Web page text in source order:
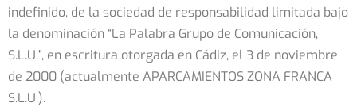
indefinido, de la sociedad de responsabilidad limitada bajo
la denominación “La Palabra Grupo de Comunicación,
S.L.U.”, en escritura otorgada en Cádiz, el 3 de noviembre
de 2000 (actualmente APARCAMIENTOS ZONA FRANCA
S.L.U.).